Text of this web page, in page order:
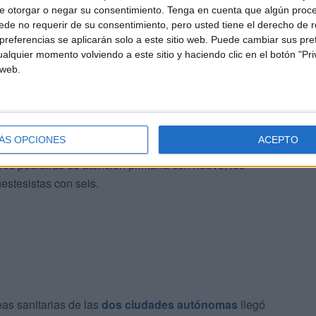
otorgar o negar su consentimiento. Tenga en cuenta que algún
no requerir de su consentimiento, pero usted tiene el derecho de
se aplicarán solo a este sitio web. Puede cambiar sus
momento volviendo a este sitio y haciendo clic en el botón
OPCIONES ACEPTO
psicólogos clínicos; especialistas en
primaria; médico de Emergencias,
y ginecólogos; neumólogos; nefrólogos;
expertos en anatomía patológica;
internos; anestesistas y médicos físicos y de
fue la categoría de medicina de Emergencias y
pediatras de atención primaria con nueve; los
con seis.
sanitarias de las dos ciudades autónomas llegó